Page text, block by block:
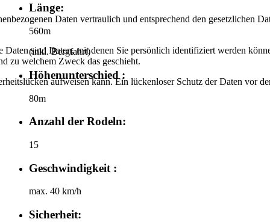
Länge:
560m
(inkl. Bergfahrt)
Höhenunterschied :
80m
Anzahl der Rodeln:
15
Geschwindigkeit :
max. 40 km/h
Sicherheit:
Daten vertraulich und entsprechend den gesetzlichen
Daten sind Daten, mit denen Sie persönlich identifiziert werden
zu welchem Zweck das geschieht.
aufweisen kann. Ein lückenloser Schutz der Daten vor